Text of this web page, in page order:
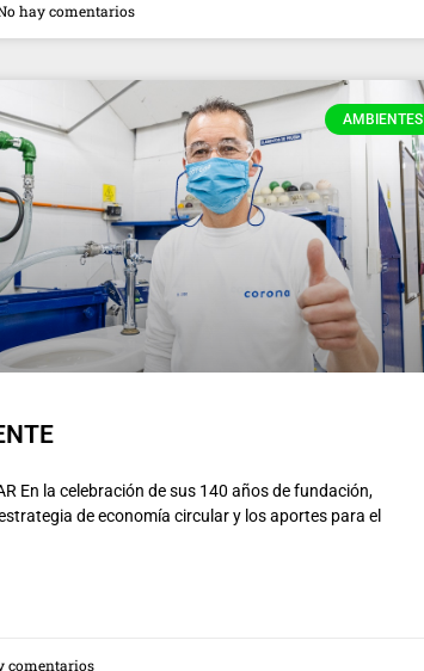
hay comentarios
AMBIENTES
En la celebración de sus 140 años de fundación,
de economía circular y los aportes para el
comentarios